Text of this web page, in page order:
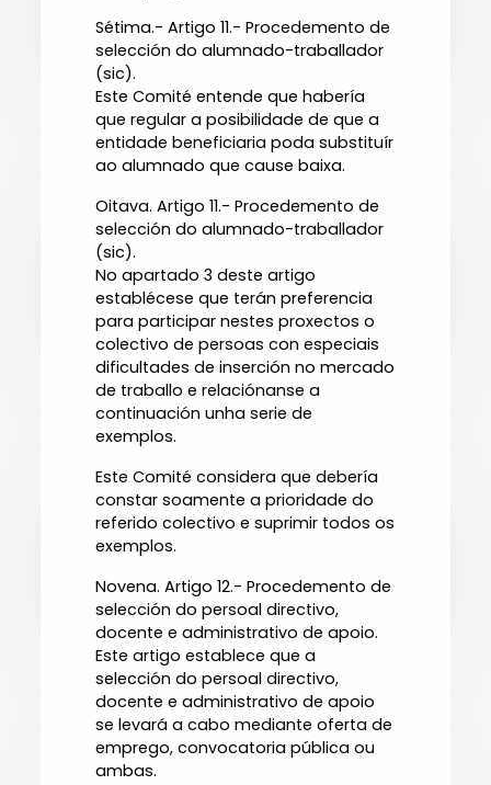
Sétima.- Artigo 11.- Procedemento de
selección do alumnado-traballador
(sic).
Este Comité entende que habería
que regular a posibilidade de que a
entidade beneficiaria poda substituír
ao alumnado que cause baixa.
Oitava. Artigo 11.- Procedemento de
selección do alumnado-traballador
(sic).
No apartado 3 deste artigo
establécese que terán preferencia
para participar nestes proxectos o
colectivo de persoas con especiais
dificultades de inserción no mercado
de traballo e relaciónanse a
continuación unha serie de
exemplos.
Este Comité considera que debería
constar soamente a prioridade do
referido colectivo e suprimir todos os
exemplos.
Novena. Artigo 12.- Procedemento de
selección do persoal directivo,
docente e administrativo de apoio.
Este artigo establece que a
selección do persoal directivo,
docente e administrativo de apoio
se levará a cabo mediante oferta de
emprego, convocatoria pública ou
ambas.